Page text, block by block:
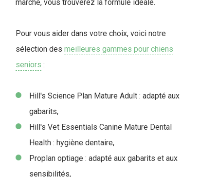
marché, vous trouverez la formule idéale.
Pour vous aider dans votre choix, voici notre
sélection des meilleures gammes pour chiens
seniors :
Hill's Science Plan Mature Adult : adapté aux
gabarits,
Hill's Vet Essentials Canine Mature Dental
Health : hygiène dentaire,
Proplan optiage : adapté aux gabarits et aux
sensibilités,